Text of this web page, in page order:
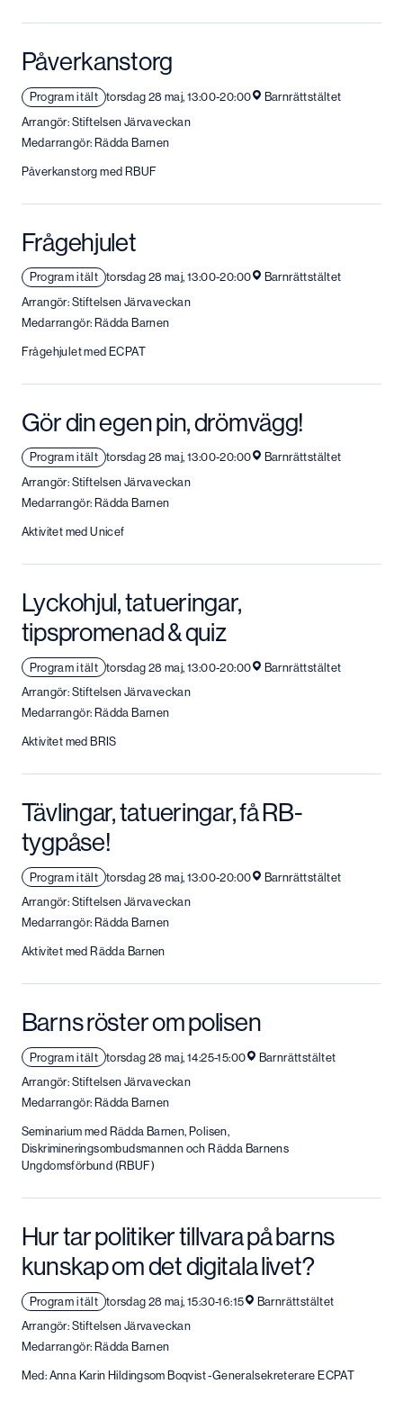
Påverkanstorg
Program i tält torsdag 28 maj, 13:00-20:00
Barnrättstältet
Arrangör: Stiftelsen Järvaveckan
Medarrangör: Rädda Barnen
Påverkanstorg med RBUF
Frågehjulet
Program i tält torsdag 28 maj, 13:00-20:00
Barnrättstältet
Arrangör: Stiftelsen Järvaveckan
Medarrangör: Rädda Barnen
Frågehjulet med ECPAT
Gör din egen pin, drömvägg!
Program i tält torsdag 28 maj, 13:00-20:00
Barnrättstältet
Arrangör: Stiftelsen Järvaveckan
Medarrangör: Rädda Barnen
Aktivitet med Unicef
Lyckohjul, tatueringar,
tipspromenad & quiz
Program i tält torsdag 28 maj, 13:00-20:00
Barnrättstältet
Arrangör: Stiftelsen Järvaveckan
Medarrangör: Rädda Barnen
Aktivitet med BRIS
Tävlingar, tatueringar, få RB-
tygpåse!
Program i tält torsdag 28 maj, 13:00-20:00
Barnrättstältet
Arrangör: Stiftelsen Järvaveckan
Medarrangör: Rädda Barnen
Aktivitet med Rädda Barnen
Barns röster om polisen
Program i tält torsdag 28 maj, 14:25-15:00
Barnrättstältet
Arrangör: Stiftelsen Järvaveckan
Medarrangör: Rädda Barnen
Seminarium med Rädda Barnen, Polisen,
Diskrimineringsombudsmannen och Rädda Barnens
Ungdomsförbund (RBUF)
Hur tar politiker tillvara på barns
kunskap om det digitala livet?
Program i tält torsdag 28 maj, 15:30-16:15
Barnrättstältet
Arrangör: Stiftelsen Järvaveckan
Medarrangör: Rädda Barnen
Med: Anna Karin Hildingsom Boqvist -Generalsekreterare ECPAT